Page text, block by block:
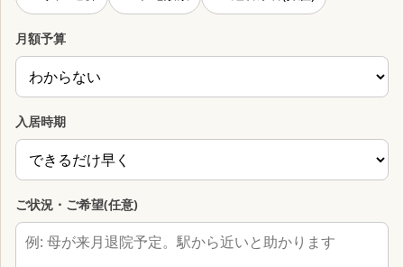
月額予算
入居時期
ご状況・ご希望(任意)